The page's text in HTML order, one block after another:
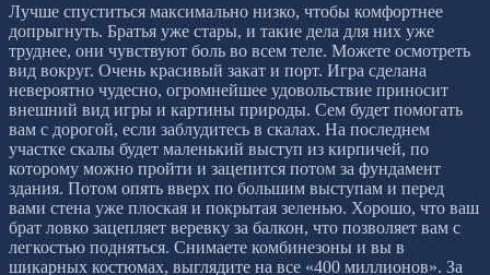
Лучше спуститься максимально низко, чтобы комфортнее
допрыгнуть. Братья уже стары, и такие дела для них уже
труднее, они чувствуют боль во всем теле. Можете осмотреть
вид вокруг. Очень красивый закат и порт. Игра сделана
невероятно чудесно, огромнейшее удовольствие приносит
внешний вид игры и картины природы. Сем будет помогать
вам с дорогой, если заблудитесь в скалах. На последнем
участке скалы будет маленький выступ из кирпичей, по
которому можно пройти и зацепится потом за фундамент
здания. Потом опять вверх по большим выступам и перед
вами стена уже плоская и покрытая зеленью. Хорошо, что ваш
брат ловко зацепляет веревку за балкон, что позволяет вам с
легкостью подняться. Снимаете комбинезоны и вы в
шикарных костюмах, выглядите на все «400 миллионов». За